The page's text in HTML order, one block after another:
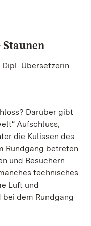
Übersetzerin
Darüber gibt
Aufschluss,
die Kulissen des
Rundgang betreten
und Besuchern
technisches
Luft und
dem Rundgang